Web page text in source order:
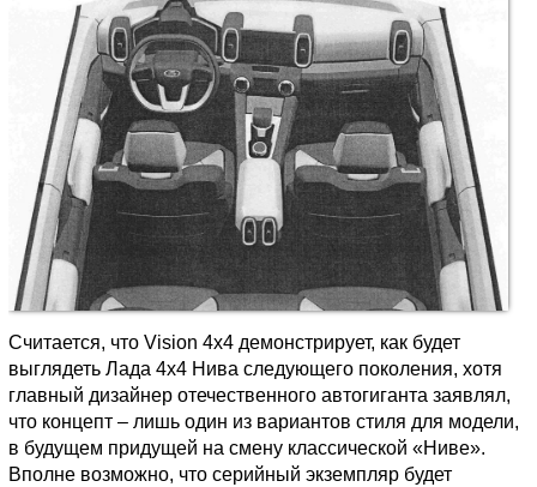
Считается, что Vision 4х4 демонстрирует, как будет
выглядеть Лада 4х4 Нива следующего поколения, хотя
главный дизайнер отечественного автогиганта заявлял,
что концепт – лишь один из вариантов стиля для модели,
в будущем придущей на смену классической «Ниве».
Вполне возможно, что серийный экземпляр будет